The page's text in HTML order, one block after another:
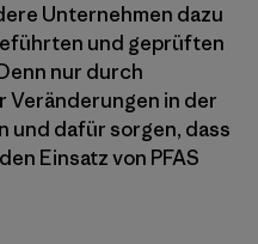
Unternehmen dazu
und geprüften
nur durch
Veränderungen in der
und dafür sorgen, dass
Einsatz von PFAS